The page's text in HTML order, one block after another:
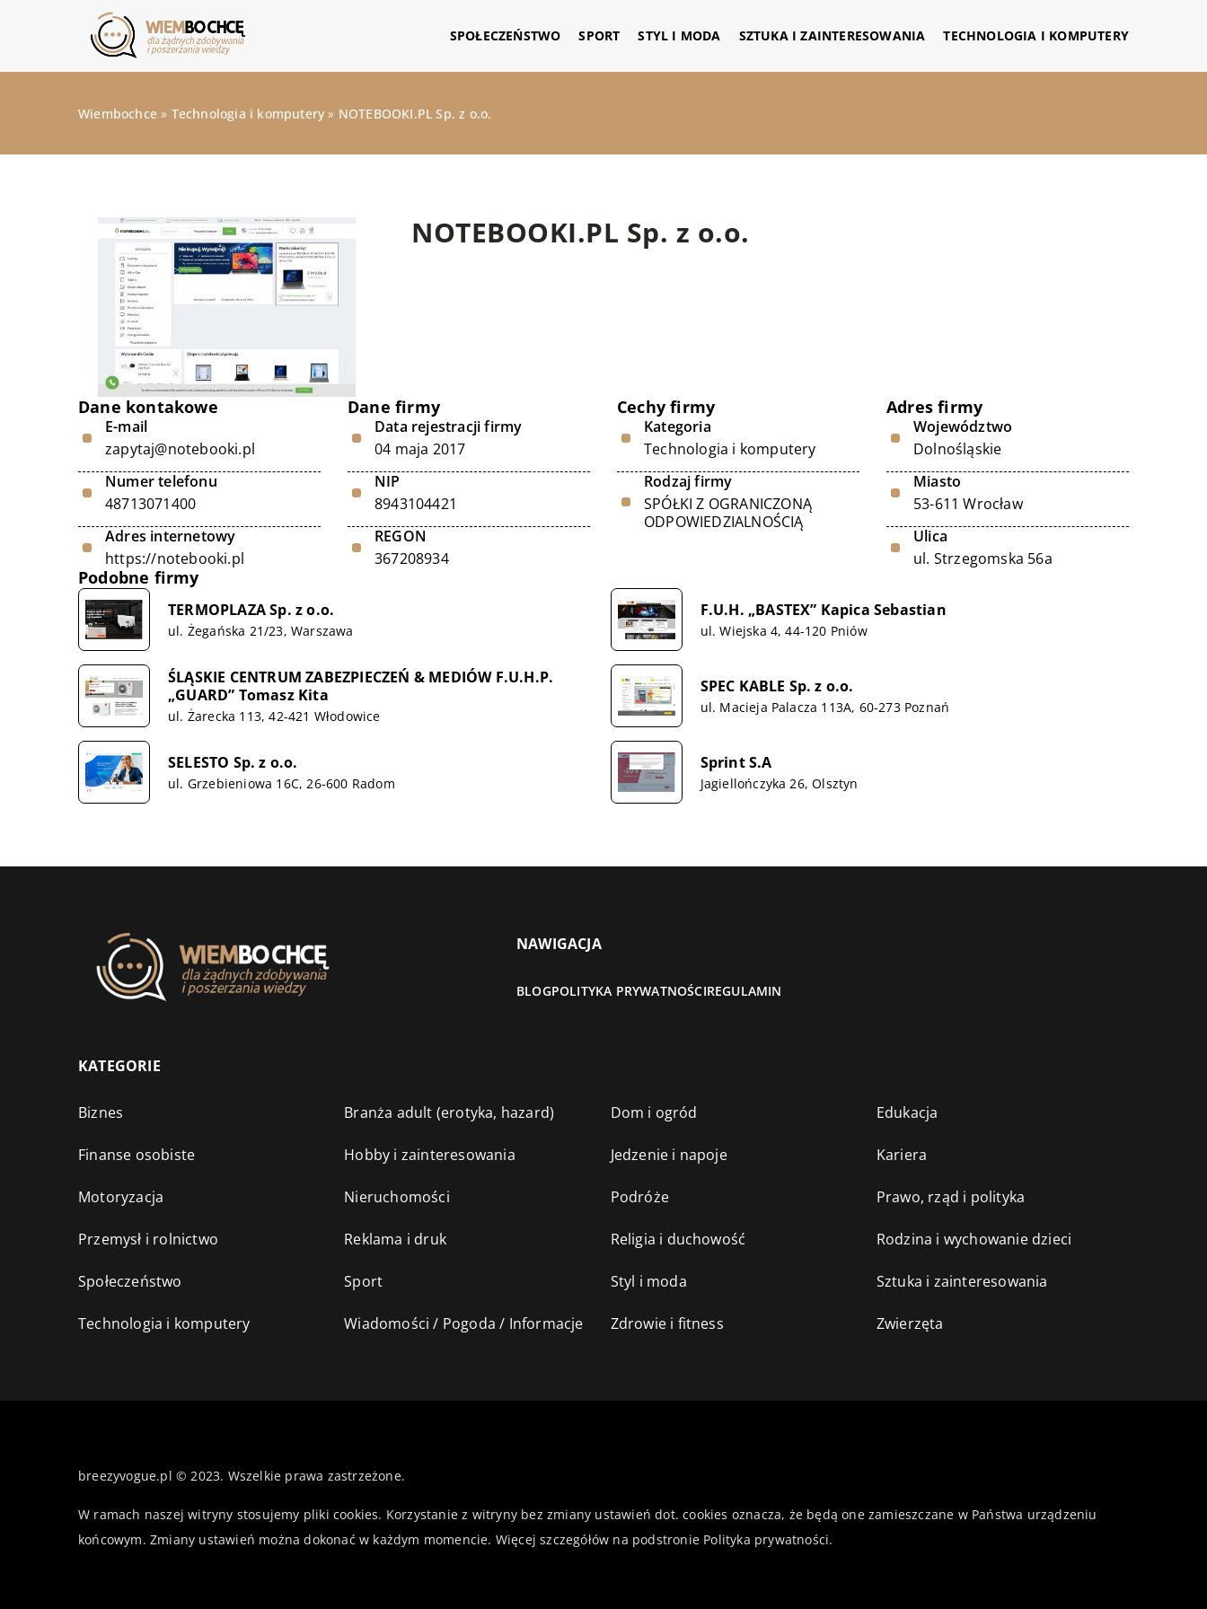
SPOŁECZEŃSTWO SPORT STYL I MODA SZTUKA I ZAINTERESOWANIA TECHNOLOGIA I KOMPUTERY
Wiembochce » Technologia i komputery » NOTEBOOKI.PL Sp. z o.o.
NOTEBOOKI.PL Sp. z o.o.
Dane kontakowe
E-mail
zapytaj@notebooki.pl
Numer telefonu
48713071400
Adres internetowy
https://notebooki.pl
Dane firmy
Data rejestracji firmy
04 maja 2017
NIP
8943104421
REGON
367208934
Cechy firmy
Kategoria
Technologia i komputery
Rodzaj firmy
SPÓŁKI Z OGRANICZONĄ
ODPOWIEDZIALNOŚCIĄ
Adres firmy
Województwo
Dolnośląskie
Miasto
53-611 Wrocław
Ulica
ul. Strzegomska 56a
Podobne firmy
TERMOPLAZA Sp. z o.o.
ul. Żegańska 21/23, Warszawa
F.U.H. „BASTEX” Kapica Sebastian
ul. Wiejska 4, 44-120 Pniów
ŚLĄSKIE CENTRUM ZABEZPIECZEŃ & MEDIÓW F.U.H.P.
„GUARD” Tomasz Kita
ul. Żarecka 113, 42-421 Włodowice
SPEC KABLE Sp. z o.o.
ul. Macieja Palacza 113A, 60-273 Poznań
SELESTO Sp. z o.o.
ul. Grzebieniowa 16C, 26-600 Radom
Sprint S.A
Jagiellończyka 26, Olsztyn
NAWIGACJA
BLOGPOLITYKA PRYWATNOŚCIREGULAMIN
KATEGORIE
Biznes Branża adult (erotyka, hazard) Dom i ogród Edukacja
Finanse osobiste Hobby i zainteresowania Jedzenie i napoje Kariera
Motoryzacja Nieruchomości Podróże Prawo, rząd i polityka
Przemysł i rolnictwo Reklama i druk Religia i duchowość Rodzina i wychowanie dzieci
Społeczeństwo Sport Styl i moda Sztuka i zainteresowania
Technologia i komputery Wiadomości / Pogoda / Informacje Zdrowie i fitness Zwierzęta
breezyvogue.pl © 2023. Wszelkie prawa zastrzeżone.
W ramach naszej witryny stosujemy pliki cookies. Korzystanie z witryny bez zmiany ustawień dot. cookies oznacza, że będą one zamieszczane w Państwa urządzeniu
końcowym. Zmiany ustawień można dokonać w każdym momencie. Więcej szczegółów na podstronie Polityka prywatności.